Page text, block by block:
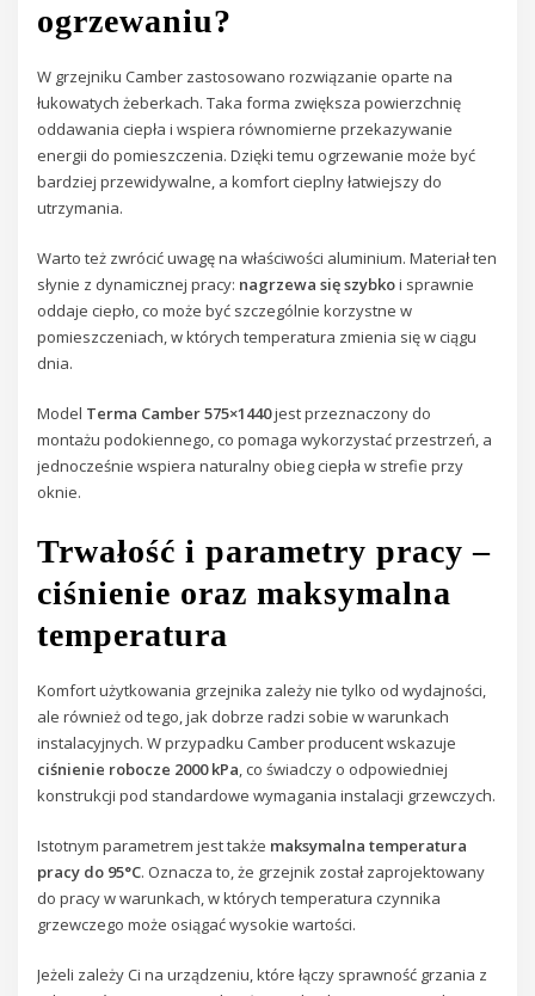
ogrzewaniu?
W grzejniku Camber zastosowano rozwiązanie oparte na
łukowatych żeberkach. Taka forma zwiększa powierzchnię
oddawania ciepła i wspiera równomierne przekazywanie
energii do pomieszczenia. Dzięki temu ogrzewanie może być
bardziej przewidywalne, a komfort cieplny łatwiejszy do
utrzymania.
Warto też zwrócić uwagę na właściwości aluminium. Materiał ten
słynie z dynamicznej pracy: nagrzewa się szybkoi sprawnie
oddaje ciepło, co może być szczególnie korzystne w
pomieszczeniach, w których temperatura zmienia się w ciągu
dnia.
Model Terma Camber 575×1440jest przeznaczony do
montażu podokiennego, co pomaga wykorzystać przestrzeń, a
jednocześnie wspiera naturalny obieg ciepła w strefie przy
oknie.
Trwałość i parametry pracy –
ciśnienie oraz maksymalna
temperatura
Komfort użytkowania grzejnika zależy nie tylko od wydajności,
ale również od tego, jak dobrze radzi sobie w warunkach
instalacyjnych. W przypadku Camber producent wskazuje
ciśnienie robocze 2000 kPa, co świadczy o odpowiedniej
konstrukcji pod standardowe wymagania instalacji grzewczych.
Istotnym parametrem jest także maksymalna temperatura
pracy do 95°C. Oznacza to, że grzejnik został zaprojektowany
do pracy w warunkach, w których temperatura czynnika
grzewczego może osiągać wysokie wartości.
Jeżeli zależy Ci na urządzeniu, które łączy sprawność grzania z